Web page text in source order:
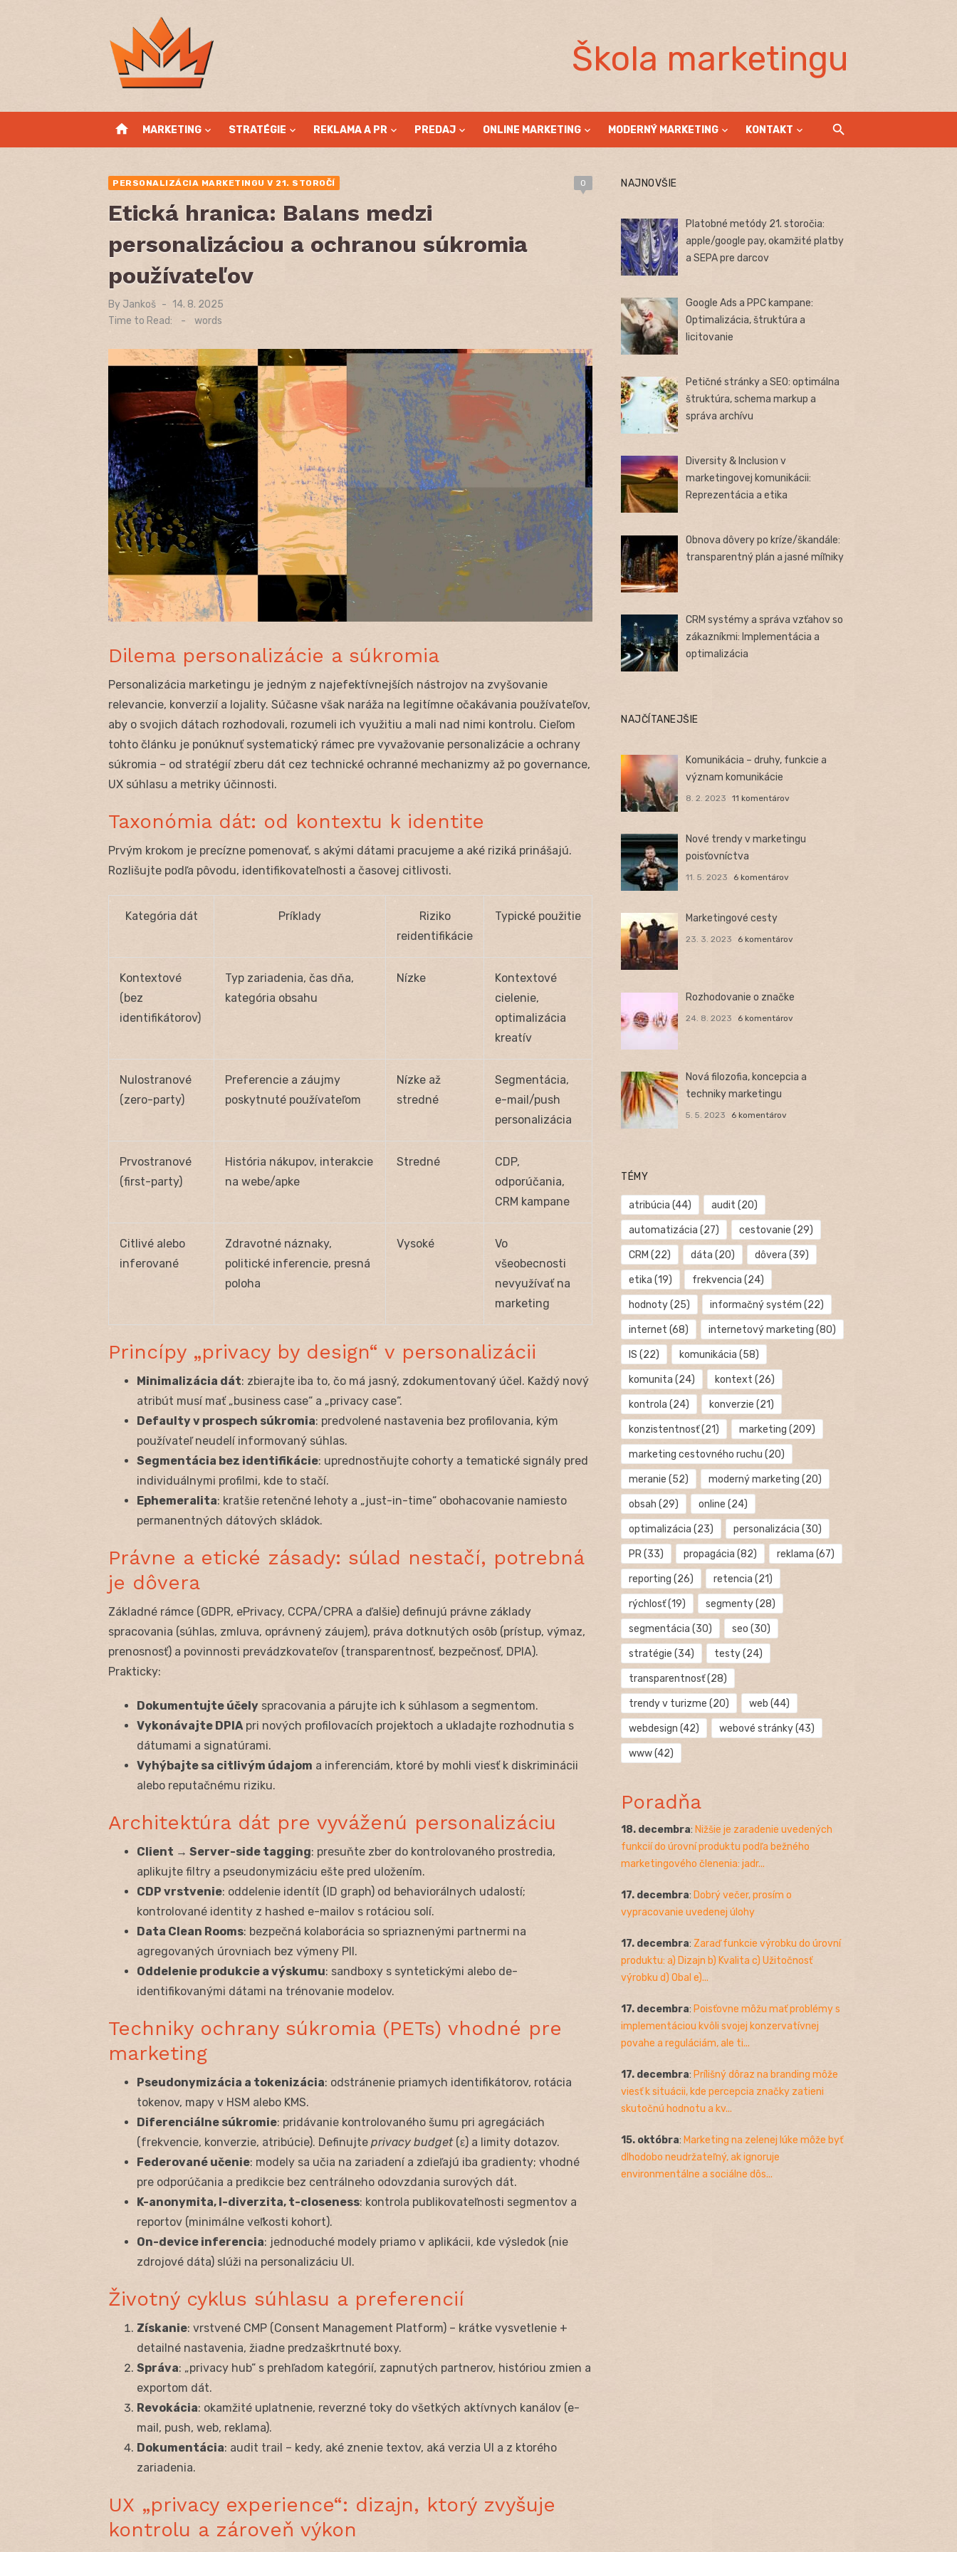
Škola marketingu
home MARKETING STRATÉGIE REKLAMA A PR PREDAJ ONLINE MARKETING MODERNÝ MARKETING KONTAKT
PERSONALIZÁCIA MARKETINGU V 21. STOROČÍ 0
Etická hranica: Balans medzi
personalizáciou a ochranou súkromia
používateľov
By Jankoš
Posted
14. 8. 2025
Time to Read:
- words
Dilema personalizácie a súkromia
Personalizácia marketingu je jedným z najefektívnejších nástrojov na zvyšovanie
relevancie, konverzií a lojality. Súčasne však naráža na legitímne očakávania používateľov,
aby o svojich dátach rozhodovali, rozumeli ich využitiu a mali nad nimi kontrolu. Cieľom
tohto článku je ponúknuť systematický rámec pre vyvažovanie personalizácie a ochrany
súkromia – od stratégií zberu dát cez technické ochranné mechanizmy až po governance,
UX súhlasu a metriky účinnosti.
Taxonómia dát: od kontextu k identite
Prvým krokom je precízne pomenovať, s akými dátami pracujeme a aké riziká prinášajú.
Rozlišujte podľa pôvodu, identifikovateľnosti a časovej citlivosti.
Kategória dát Príklady
Riziko
reidentifikácie
Typické použitie
Kontextové
(bez
identifikátorov)
Typ zariadenia, čas dňa,
kategória obsahu
Nízke
Kontextové
cielenie,
optimalizácia
kreatív
Nulostranové
(zero-party)
Preferencie a záujmy
poskytnuté používateľom
Nízke až
stredné
Segmentácia,
e-mail/push
personalizácia
Prvostranové
(first-party)
História nákupov, interakcie
na webe/apke
Stredné
CDP,
odporúčania,
CRM kampane
Citlivé alebo
inferované
Zdravotné náznaky,
politické inferencie, presná
poloha
Vysoké
Vo
všeobecnosti
nevyužívať na
marketing
Princípy „privacy by design“ v personalizácii
Minimalizácia dát: zbierajte iba to, čo má jasný, zdokumentovaný účel. Každý nový
atribút musí mať „business case“ a „privacy case“.
Defaulty v prospech súkromia: predvolené nastavenia bez profilovania, kým
používateľ neudelí informovaný súhlas.
Segmentácia bez identifikácie: uprednostňujte cohorty a tematické signály pred
individuálnymi profilmi, kde to stačí.
Ephemeralita: kratšie retenčné lehoty a „just-in-time“ obohacovanie namiesto
permanentných dátových skládok.
Právne a etické zásady: súlad nestačí, potrebná
je dôvera
Základné rámce (GDPR, ePrivacy, CCPA/CPRA a ďalšie) definujú právne základy
spracovania (súhlas, zmluva, oprávnený záujem), práva dotknutých osôb (prístup, výmaz,
prenosnosť) a povinnosti prevádzkovateľov (transparentnosť, bezpečnosť, DPIA).
Prakticky:
Dokumentujte účely spracovania a párujte ich k súhlasom a segmentom.
Vykonávajte DPIApri nových profilovacích projektoch a ukladajte rozhodnutia s
dátumami a signatúrami.
Vyhýbajte sa citlivým údajom a inferenciám, ktoré by mohli viesť k diskriminácii
alebo reputačnému riziku.
Architektúra dát pre vyváženú personalizáciu
Client → Server-side tagging: presuňte zber do kontrolovaného prostredia,
aplikujte filtry a pseudonymizáciu ešte pred uložením.
CDP vrstvenie: oddelenie identít (ID graph) od behaviorálnych udalostí;
kontrolované identity z hashed e-mailov s rotáciou solí.
Data Clean Rooms: bezpečná kolaborácia so spriaznenými partnermi na
agregovaných úrovniach bez výmeny PII.
Oddelenie produkcie a výskumu: sandboxy s syntetickými alebo de-
identifikovanými dátami na trénovanie modelov.
Techniky ochrany súkromia (PETs) vhodné pre
marketing
Pseudonymizácia a tokenizácia: odstránenie priamych identifikátorov, rotácia
tokenov, mapy v HSM alebo KMS.
Diferenciálne súkromie: pridávanie kontrolovaného šumu pri agregáciách
(frekvencie, konverzie, atribúcie). Definujte privacy budget(ε) a limity dotazov.
Federované učenie: modely sa učia na zariadení a zdieľajú iba gradienty; vhodné
pre odporúčania a predikcie bez centrálneho odovzdania surových dát.
K-anonymita, l-diverzita, t-closeness: kontrola publikovateľnosti segmentov a
reportov (minimálne veľkosti kohort).
On-device inferencia: jednoduché modely priamo v aplikácii, kde výsledok (nie
zdrojové dáta) slúži na personalizáciu UI.
Životný cyklus súhlasu a preferencií
Získanie: vrstvené CMP (Consent Management Platform) – krátke vysvetlenie +
detailné nastavenia, žiadne predzaškrtnuté boxy.
Správa: „privacy hub“ s prehľadom kategórií, zapnutých partnerov, históriou zmien a
exportom dát.
Revokácia: okamžité uplatnenie, reverzné toky do všetkých aktívnych kanálov (e-
mail, push, web, reklama).
Dokumentácia: audit trail – kedy, aké znenie textov, aká verzia UI a z ktorého
zariadenia.
UX „privacy experience“: dizajn, ktorý zvyšuje
kontrolu a zároveň výkon
NAJNOVŠIE
Platobné metódy 21. storočia:
apple/google pay, okamžité platby
a SEPA pre darcov
Google Ads a PPC kampane:
Optimalizácia, štruktúra a
licitovanie
Petičné stránky a SEO: optimálna
štruktúra, schema markup a
správa archívu
Diversity & Inclusion v
marketingovej komunikácii:
Reprezentácia a etika
Obnova dôvery po kríze/škandále:
transparentný plán a jasné míľniky
CRM systémy a správa vzťahov so
zákazníkmi: Implementácia a
optimalizácia
NAJČÍTANEJŠIE
Komunikácia – druhy, funkcie a
význam komunikácie
8. 2. 2023 11 komentárov
Nové trendy v marketingu
poisťovníctva
11. 5. 2023 6 komentárov
Marketingové cesty
23. 3. 2023 6 komentárov
Rozhodovanie o značke
24. 8. 2023 6 komentárov
Nová filozofia, koncepcia a
techniky marketingu
5. 5. 2023 6 komentárov
TÉMY
atribúcia (44) audit (20)
automatizácia (27) cestovanie (29)
CRM (22) dáta (20) dôvera (39)
etika (19) frekvencia (24)
hodnoty(25) informačný systém (22)
internet (68) internetový marketing (80)
IS (22) komunikácia (58)
komunita (24) kontext (26)
kontrola (24) konverzie (21)
konzistentnosť(21) marketing (209)
marketing cestovného ruchu (20)
meranie (52) moderný marketing (20)
obsah (29) online (24)
optimalizácia (23) personalizácia (30)
PR(33) propagácia (82) reklama (67)
reporting (26) retencia (21)
rýchlosť(19) segmenty(28)
segmentácia (30) seo (30)
stratégie (34) testy(24)
transparentnosť(28)
trendy v turizme (20) web (44)
webdesign (42) webové stránky(43)
www(42)
Poradňa
18. decembra: Nižšie je zaradenie uvedených
funkcií do úrovní produktu podľa bežného
marketingového členenia: jadr...
17. decembra: Dobrý večer, prosím o
vypracovanie uvedenej úlohy
17. decembra: Zaraď funkcie výrobku do úrovní
produktu: a) Dizajn b) Kvalita c) Užitočnosť
výrobku d) Obal e)...
17. decembra: Poisťovne môžu mať problémy s
implementáciou kvôli svojej konzervatívnej
povahe a reguláciám, ale ti...
17. decembra: Prílišný dôraz na branding môže
viesť k situácii, kde percepcia značky zatieni
skutočnú hodnotu a kv...
15. októbra: Marketing na zelenej lúke môže byť
dlhodobo neudržateľný, ak ignoruje
environmentálne a sociálne dôs...